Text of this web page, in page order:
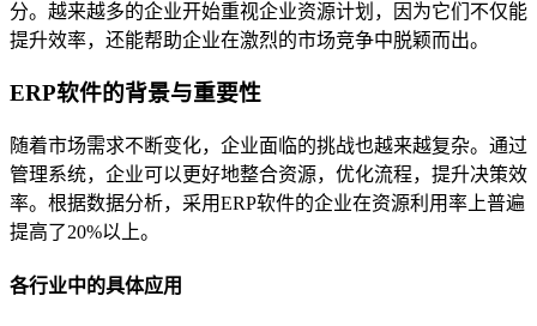
分。越来越多的企业开始重视企业资源计划，因为它们不仅能
提升效率，还能帮助企业在激烈的市场竞争中脱颖而出。
ERP软件的背景与重要性
随着市场需求不断变化，企业面临的挑战也越来越复杂。通过
管理系统，企业可以更好地整合资源，优化流程，提升决策效
率。根据数据分析，采用ERP软件的企业在资源利用率上普遍
提高了20%以上。
各行业中的具体应用